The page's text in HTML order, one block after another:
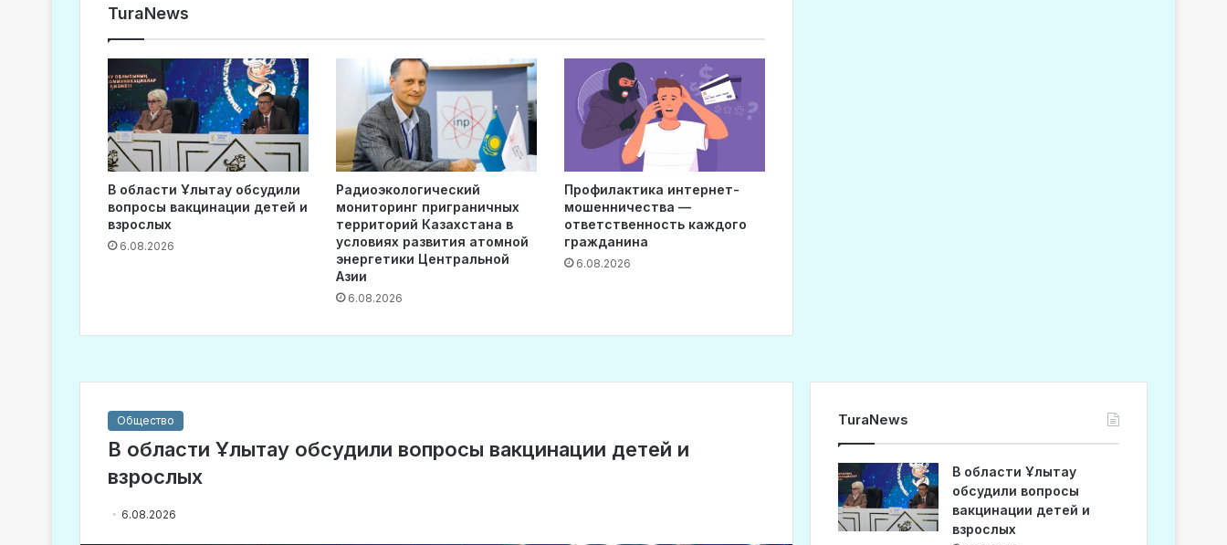
TuraNews
В области Ұлытау обсудили
вопросы вакцинации детей и
взрослых
6.08.2026
Радиоэкологический
мониторинг приграничных
территорий Казахстана в
условиях развития атомной
энергетики Центральной
Азии
6.08.2026
Профилактика интернет-
мошенничества —
ответственность каждого
гражданина
6.08.2026